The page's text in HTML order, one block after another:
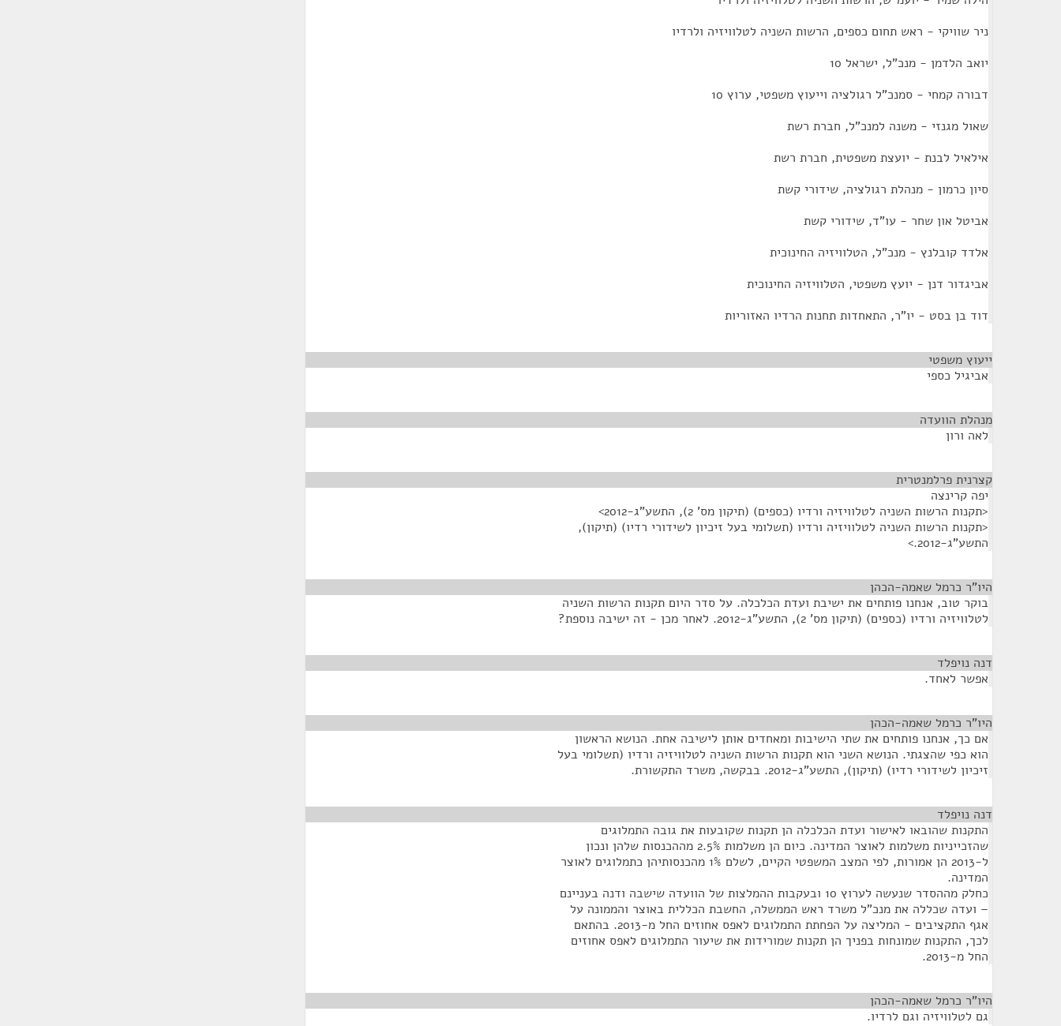
ניר שוויקי - ראש תחום כספים, הרשות השניה לטלוויזיה ולרדיו
יואב הלדמן - מנכ"ל, ישראל 10
דבורה קמחי - סמנכ"ל רגולציה וייעוץ משפטי, ערוץ 10
שאול מגנזי - משנה למנכ"ל, חברת רשת
אילאיל לבנת - יועצת משפטית, חברת רשת
סיון כרמון - מנהלת רגולציה, שידורי קשת
אביטל און שחר - עו"ד, שידורי קשת
אלדד קובלנץ - מנכ"ל, הטלוויזיה החינוכית
אביגדור דנן - יועץ משפטי, הטלוויזיה החינוכית
דוד בן בסט - יו"ר, התאחדות תחנות הרדיו האזוריות
ייעוץ משפטי
אביגיל כספי
מנהלת הוועדה
לאה ורון
קצרנית פרלמנטרית
יפה קרינצה
<תקנות הרשות השניה לטלוויזיה ורדיו (כספים) (תיקון מס' 2), התשע"ג-2012>
<תקנות הרשות השניה לטלוויזיה ורדיו (תשלומי בעל זיכיון לשידורי רדיו) (תיקון),
התשע"ג-2012.>
היו"ר כרמל שאמה-הכהן
בוקר טוב, אנחנו פותחים את ישיבת ועדת הכלכלה. על סדר היום תקנות הרשות השניה
לטלוויזיה ורדיו (כספים) (תיקון מס' 2), התשע"ג-2012. לאחר מכן - זה ישיבה נוספת?
דנה נויפלד
אפשר לאחד.
היו"ר כרמל שאמה-הכהן
אם כך, אנחנו פותחים את שתי הישיבות ומאחדים אותן לישיבה אחת. הנושא הראשון
הוא כפי שהצגתי. הנושא השני הוא תקנות הרשות השניה לטלוויזיה ורדיו (תשלומי בעל
זיכיון לשידורי רדיו) (תיקון), התשע"ג-2012. בבקשה, משרד התקשורת.
דנה נויפלד
התקנות שהובאו לאישור ועדת הכלכלה הן תקנות שקובעות את גובה התמלוגים
שהזכייניות משלמות לאוצר המדינה. כיום הן משלמות 2.5% מההכנסות שלהן ונכון
ל-2013 הן אמורות, לפי המצב המשפטי הקיים, לשלם 1% מהכנסותיהן כתמלוגים לאוצר
המדינה.
כחלק מההסדר שנעשה לערוץ 10 ובעקבות ההמלצות של הוועדה שישבה ודנה בעניינם
– ועדה שכללה את מנכ"ל משרד ראש הממשלה, החשבת הכללית באוצר והממונה על
אגף התקציבים - המליצה על הפחתת התמלוגים לאפס אחוזים החל מ-2013. בהתאם
לכך, התקנות שמונחות בפניך הן תקנות שמורידות את שיעור התמלוגים לאפס אחוזים
החל מ-2013.
היו"ר כרמל שאמה-הכהן
גם לטלוויזיה וגם לרדיו.